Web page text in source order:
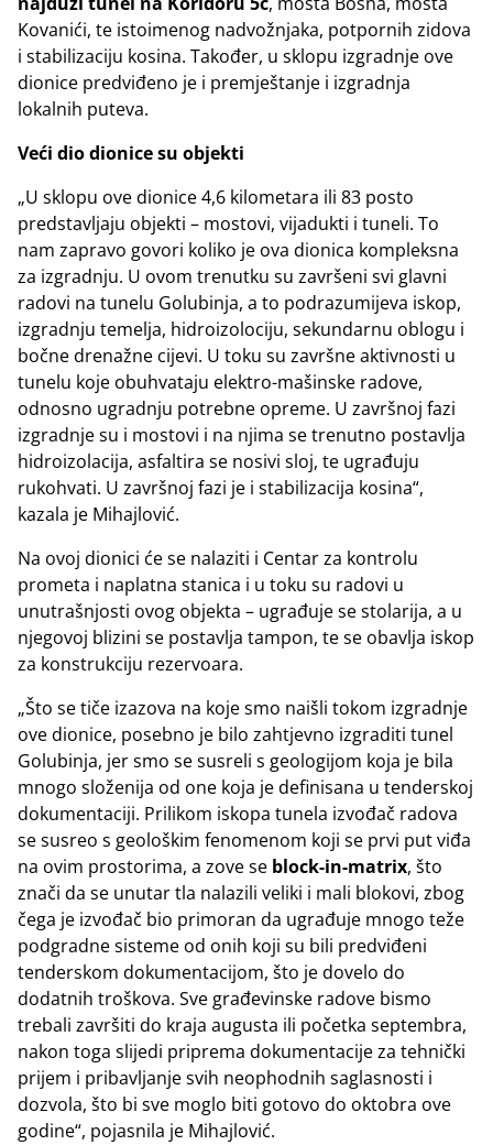
Kovanići, te istoimenog nadvožnjaka, potpornih zidova
i stabilizaciju kosina. Također, u sklopu izgradnje ove
dionice predviđeno je i premještanje i izgradnja
lokalnih puteva.
Veći dio dionice su objekti
„U sklopu ove dionice 4,6 kilometara ili 83 posto
predstavljaju objekti – mostovi, vijadukti i tuneli. To
nam zapravo govori koliko je ova dionica kompleksna
za izgradnju. U ovom trenutku su završeni svi glavni
radovi na tunelu Golubinja, a to podrazumijeva iskop,
izgradnju temelja, hidroizolociju, sekundarnu oblogu i
bočne drenažne cijevi. U toku su završne aktivnosti u
tunelu koje obuhvataju elektro-mašinske radove,
odnosno ugradnju potrebne opreme. U završnoj fazi
izgradnje su i mostovi i na njima se trenutno postavlja
hidroizolacija, asfaltira se nosivi sloj, te ugrađuju
rukohvati. U završnoj fazi je i stabilizacija kosina“,
kazala je Mihajlović.
Na ovoj dionici će se nalaziti i Centar za kontrolu
prometa i naplatna stanica i u toku su radovi u
unutrašnjosti ovog objekta – ugrađuje se stolarija, a u
njegovoj blizini se postavlja tampon, te se obavlja iskop
za konstrukciju rezervoara.
„Što se tiče izazova na koje smo naišli tokom izgradnje
ove dionice, posebno je bilo zahtjevno izgraditi tunel
Golubinja, jer smo se susreli s geologijom koja je bila
mnogo složenija od one koja je definisana u tenderskoj
dokumentaciji. Prilikom iskopa tunela izvođač radova
se susreo s geološkim fenomenom koji se prvi put viđa
na ovim prostorima, a zove se block-in-matrix, što
znači da se unutar tla nalazili veliki i mali blokovi, zbog
čega je izvođač bio primoran da ugrađuje mnogo teže
podgradne sisteme od onih koji su bili predviđeni
tenderskom dokumentacijom, što je dovelo do
dodatnih troškova. Sve građevinske radove bismo
trebali završiti do kraja augusta ili početka septembra,
nakon toga slijedi priprema dokumentacije za tehnički
prijem i pribavljanje svih neophodnih saglasnosti i
dozvola, što bi sve moglo biti gotovo do oktobra ove
godine“, pojasnila je Mihajlović.